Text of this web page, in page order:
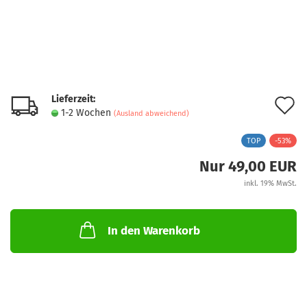
Lieferzeit:
1-2 Wochen (Ausland abweichend)
TOP -53%
Nur 49,00 EUR
inkl. 19% MwSt.
In den Warenkorb